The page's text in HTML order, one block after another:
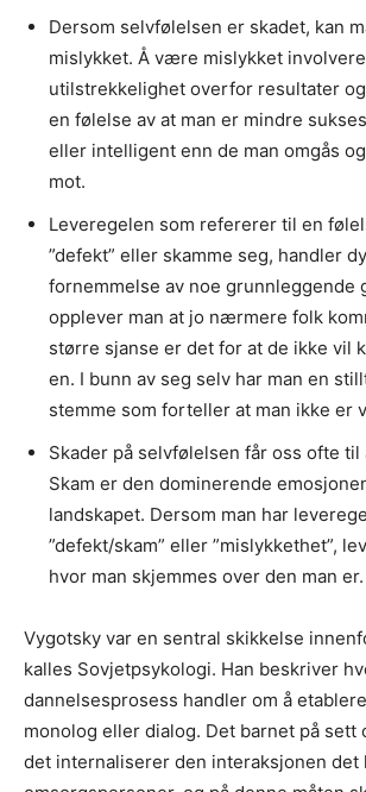
Dersom selvfølelsen er skadet, kan
mislykket. Å være mislykket
utilstrekkelighet overfor resultater
en følelse av at man er mindre
eller intelligent enn de man omgås
mot.
Leveregelen som refererer til en
”defekt” eller skamme seg, handler
fornemmelse av noe grunnleggende
opplever man at jo nærmere folk
større sjanse er det for at de ikke vil
en. I bunn av seg selv har man en
stemme som forteller at man ikke er
Skader på selvfølelsen får oss ofte til
Skam er den dominerende
landskapet. Dersom man har
”defekt/skam” eller ”mislykkethet”,
hvor man skjemmes over den man er.
Vygotsky var en sentral skikkelse
kalles Sovjetpsykologi. Han beskriver
dannelsesprosess handler om å
monolog eller dialog. Det barnet på sett
det internaliserer den interaksjonen det